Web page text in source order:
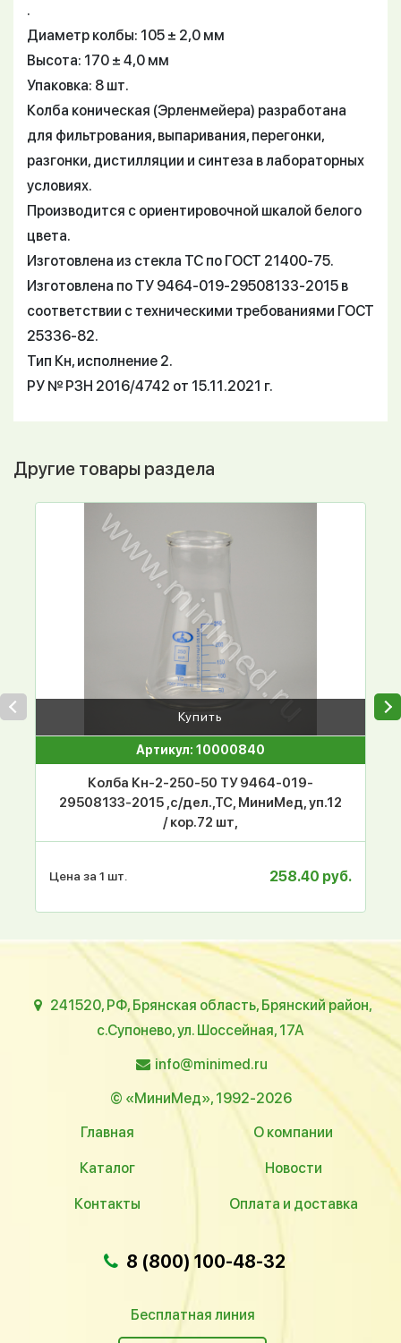
.
Диаметр колбы: 105 ± 2,0 мм
Высота: 170 ± 4,0 мм
Упаковка: 8 шт.
Колба коническая (Эрленмейера) разработана
для фильтрования, выпаривания, перегонки,
разгонки, дистилляции и синтеза в лабораторных
условиях.
Производится с ориентировочной шкалой белого
цвета.
Изготовлена из стекла ТС по ГОСТ 21400-75.
Изготовлена по ТУ 9464-019-29508133-2015 в
соответствии с техническими требованиями ГОСТ
25336-82.
Тип Кн, исполнение 2.
РУ № РЗН 2016/4742 от 15.11.2021 г.
Другие товары раздела
Купить
Артикул: 10000840
Колба Кн-2-250-50 ТУ 9464-019-
29508133-2015 ,с/дел.,ТС, МиниМед, уп.12
/ кор.72 шт,
Цена за 1 шт. 258.40 руб.
241520, РФ, Брянская область, Брянский район,
с.Супонево, ул. Шоссейная, 17А
info@minimed.ru
© «МиниМед», 1992-2026
Главная
О компании
Каталог Новости
Контакты Оплата и доставка
8 (800) 100-48-32
Бесплатная линия